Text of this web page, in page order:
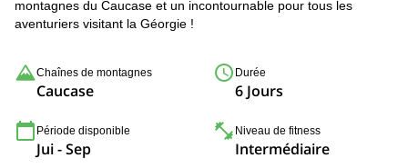
montagnes du Caucase et un incontournable pour tous les
aventuriers visitant la Géorgie !
Chaînes de montagnes
Caucase
Durée
6 Jours
Période disponible
Jui - Sep
Niveau de fitness
Intermédiaire